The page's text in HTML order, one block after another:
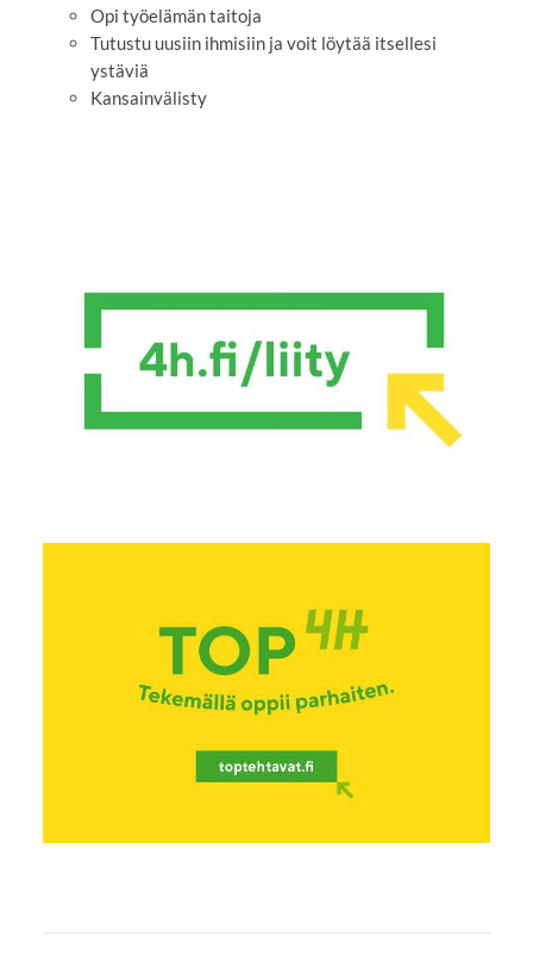
Opi työelämän taitoja
Tutustu uusiin ihmisiin ja voit löytää itsellesi
ystäviä
Kansainvälisty